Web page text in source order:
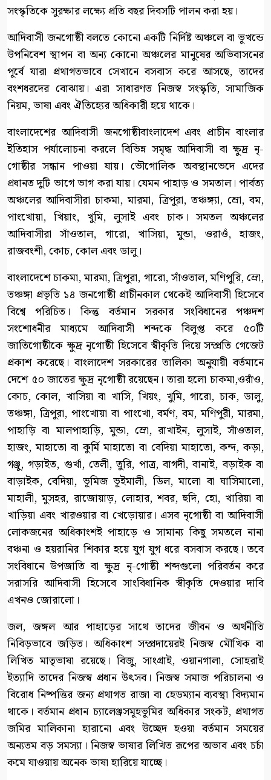
সংস্কৃতিকে সুরক্ষার লক্ষ্যে প্রতি বছর দিবসটি পালন করা হয়।
আদিবাসী জনগোষ্ঠী বলতে কোনো একটি নির্দিষ্ট অঞ্চলে বা ভূখন্ডে
উপনিবেশ স্থাপন বা অন্য কোনো অঞ্চলের মানুষের অভিবাসনের
পূর্বে যারা প্রথাগতভাবে সেখানে বসবাস করে আসছে, তাদের
বংশধরদের বোঝায়। এরা সাধারণত নিজস্ব সংস্কৃতি, সামাজিক
নিয়ম, ভাষা এবং ঐতিহ্যের অধিকারী হয়ে থাকে।
বাংলাদেশের আদিবাসী জনগোষ্ঠীবাংলাদেশ এবং প্রাচীন বাংলার
ইতিহাস পর্যালোচনা করলে বিভিন্ন সমৃদ্ধ আদিবাসী বা ক্ষুদ্র নৃ-
গোষ্ঠীর সন্ধান পাওয়া যায়। ভৌগোলিক অবস্থানভেদে এদের
প্রধানত দুটি ভাগে ভাগ করা যায়। যেমন পাহাড় ও সমতাল। পার্বত্য
অঞ্চলের আদিবাসীরা চাকমা, মারমা, ত্রিপুরা, তঞ্চঙ্গ্যা, ম্রো, বম,
পাংখোয়া, খিয়াং, খুমি, লুসাই এবং চাক। সমতল অঞ্চলের
আদিবাসীরা সাঁওতাল, গারো, খাসিয়া, মুন্ডা, ওরাওঁ, হাজং,
রাজবংশী, কোচ, কোল এবং ডালু।
বাংলাদেশে চাকমা, মারমা, ত্রিপুরা, গারো, সাঁওতাল, মণিপুরি, ম্রো,
তঞ্চঙ্গা প্রভৃতি ১৪ জনগোষ্ঠী প্রাচীনকাল থেকেই আদিবাসী হিসেবে
বিশ্বে পরিচিত। কিন্তু বর্তমান সরকার সংবিধানের পঞ্চদশ
সংশোধনীর মাধ্যমে আদিবাসী শব্দকে বিলুপ্ত করে ৫০টি
জাতিগোষ্ঠীকে ক্ষুদ্র নৃগোষ্ঠী হিসেবে স্বীকৃতি দিয়ে সম্প্রতি গেজেট
প্রকাশ করেছে। বাংলাদেশ সরকারের তালিকা অনুযায়ী বর্তমানে
দেশে ৫০ জাতের ক্ষুদ্র নৃগোষ্ঠী রয়েছেন। তারা হলো চাকমা,ওরাঁও,
কোচ, কোল, খাসিয়া বা খাসি, খিয়ং, খুমি, গারো, চাক, ডালু,
তঞ্চঙ্গা, ত্রিপুরা, পাংখোয়া বা পাংখো, বর্মণ, বম, মণিপুরী, মারমা,
পাহাড়ি বা মালপাহাড়ি, মুন্ডা, ম্রো, রাখাইন, লুসাই, সাঁওতাল,
হাজং, মাহাতো বা কুর্মি মাহাতো বা বেদিয়া মাহাতো, কন্দ, কড়া,
গঞ্জু, গড়াইত, গুর্খা, তেলী, তুরি, পাত্র, বাগদী, বানাই, বড়াইক বা
বাড়াইক, বেদিয়া, ভূমিজ ভূইমালী, ডিল, মালো বা ঘাসিমালো,
মাহালী, মুসহর, রাজোয়াড়, লোহার, শবর, হুদি, হো, খারিয়া বা
খাড়িয়া এবং খারওয়ার বা খেড়োয়ার। এসব নৃগোষ্ঠী বা আদিবাসী
লোকজনের অধিকাংশই পাহাড়ে ও সামান্য কিছু সমতলে নানা
বঞ্চনা ও হয়রানির শিকার হয়ে যুগ যুগ ধরে বসবাস করছে। তবে
সংবিধানে উপজাতি বা ক্ষুদ্র নৃ-গোষ্ঠী শব্দগুলো পরিবর্তন করে
সরাসরি আদিবাসী হিসেবে সাংবিধানিক স্বীকৃতি দেওয়ার দাবি
এখনও জোরালো।
জল, জঙ্গল আর পাহাড়ের সাথে তাদের জীবন ও অর্থনীতি
নিবিড়ভাবে জড়িত। অধিকাংশ সম্প্রদায়েরই নিজস্ব মৌখিক বা
লিখিত মাতৃভাষা রয়েছে। বিজু, সাংগ্রাই, ওয়ানগালা, সোহরাই
ইত্যাদি তাদের নিজস্ব প্রধান উৎসব। নিজস্ব সমাজ পরিচালনা ও
বিরোধ নিষ্পত্তির জন্য প্রথাগত রাজা বা হেডম্যান ব্যবস্থা বিদ্যমান
থাকে। বর্তমান প্রধান চ্যালেঞ্জসমূহভূমির অধিকার সংকট, প্রথাগত
জমির মালিকানা হারানো এবং উচ্ছেদ হওয়া বর্তমান সময়ের
অন্যতম বড় সমস্যা। নিজস্ব ভাষার লিখিত রূপের অভাব এবং চর্চা
কমে যাওয়ায় অনেক ভাষা হারিয়ে যাচ্ছে।